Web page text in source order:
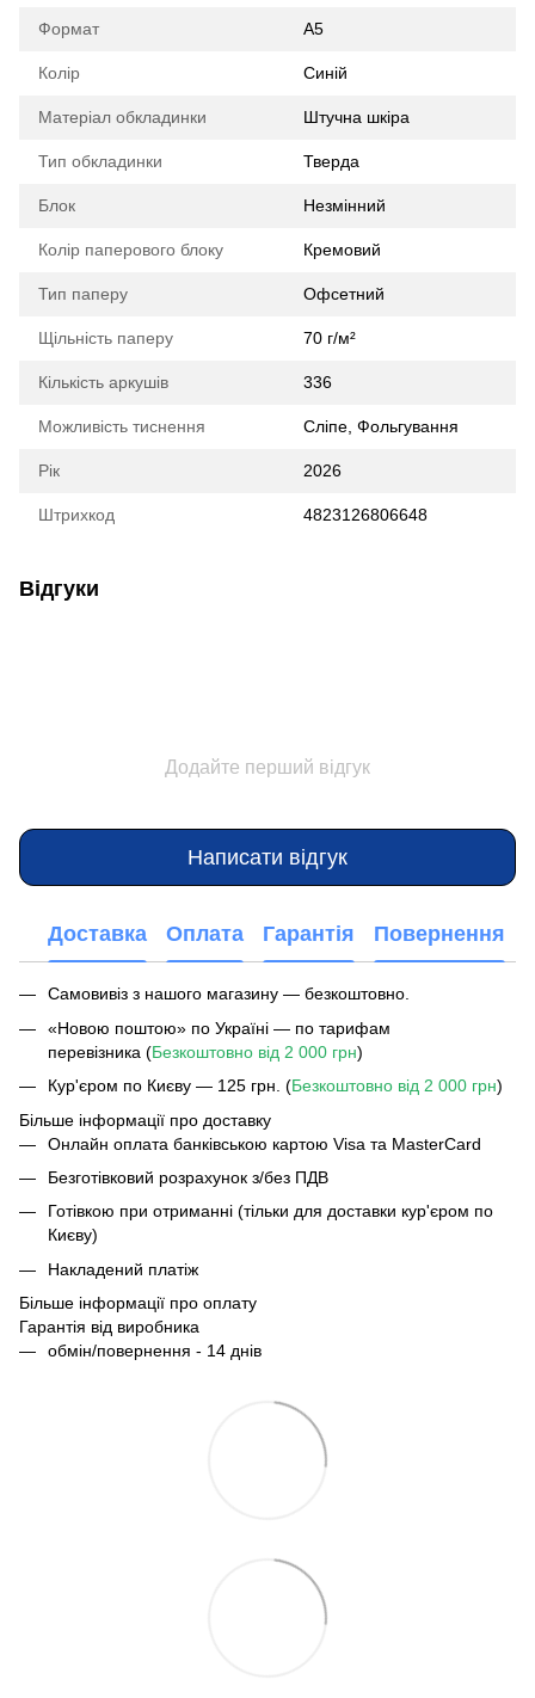
Формат А5
Колір Синій
Матеріал обкладинки Штучна шкіра
Тип обкладинки Тверда
Блок Незмінний
Колір паперового блоку Кремовий
Тип паперу Офсетний
Щільність паперу 70 г/м²
Кількість аркушів 336
Можливість тиснення Сліпе, Фольгування
Рік 2026
Штрихкод 4823126806648
Відгуки
Додайте перший відгук
Написати відгук
Доставка Оплата Гарантія Повернення
Самовивіз з нашого магазину — безкоштовно.
«Новою поштою» по Україні — по тарифам
перевізника (Безкоштовно від 2 000 грн)
Кур'єром по Києву — 125 грн. (Безкоштовно від 2 000 грн)
Більше інформації про доставку
Онлайн оплата банківською картою Visa та MasterCard
Безготівковий розрахунок з/без ПДВ
Готівкою при отриманні (тільки для доставки кур'єром по
Києву)
Накладений платіж
Більше інформації про оплату
Гарантія від виробника
обмін/повернення - 14 днів